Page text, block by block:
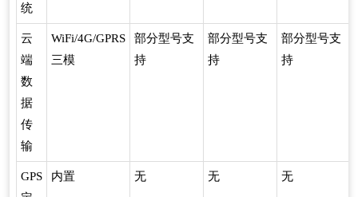
统
云
端
数
据
传
输
WiFi/4G/GPRS
三模
部分型号支
持
部分型号支
持
部分型号支
持
GPS
内置 无 无 无